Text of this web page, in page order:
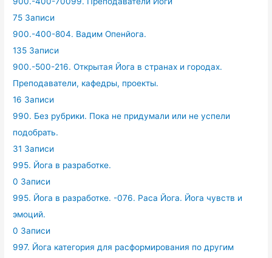
75 Записи
900.-400-804. Вадим Опенйога.
135 Записи
900.-500-216. Открытая Йога в странах и городах.
Преподаватели, кафедры, проекты.
16 Записи
990. Без рубрики. Пока не придумали или не успели
подобрать.
31 Записи
995. Йога в разработке.
0 Записи
995. Йога в разработке. -076. Раса Йога. Йога чувств и
эмоций.
0 Записи
997. Йога категория для расформирования по другим